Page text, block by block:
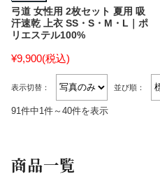
弓道 女性用 2枚セット 夏用 吸
汗速乾 上衣 SS・S・M・L｜ポ
リエステル100%
¥9,900(税込)
表示切替： 並び順：
91件中1件～40件を表示
商品一覧